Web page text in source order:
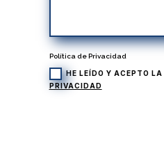
Política de Privacidad
HE LEÍDO Y ACEPTO LA
PRIVACIDAD